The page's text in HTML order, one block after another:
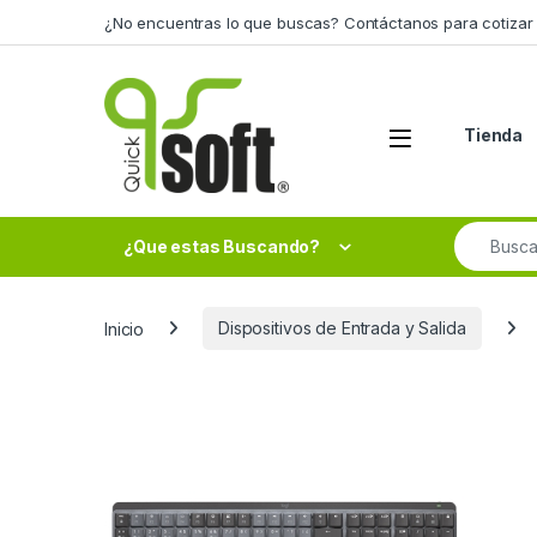
¿No encuentras lo que buscas? Contáctanos para
Tienda
¿Que estas Buscando?
Search
Inicio Dispositivos de Entrada y Salida